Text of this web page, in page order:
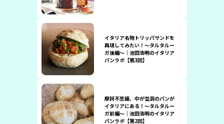
イタリア名物トリッパサンドを
再現してみたい！〜タルタルー
ガ後編〜｜池田浩明のイタリア
パンラボ【第3回】
摩訶不思議、中が空洞のパンが
イタリアにある！〜タルタルー
ガ前編〜｜池田浩明のイタリア
パンラボ【第2回】